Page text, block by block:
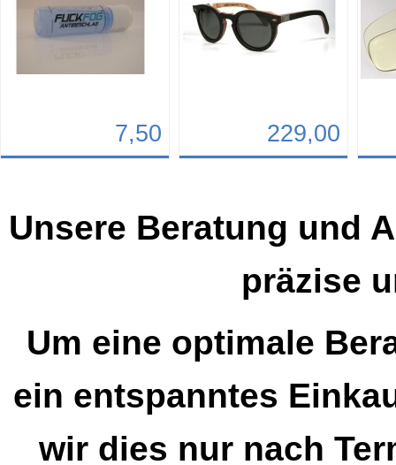
7,50 229,00
Unsere Beratung und
präzise
Um eine optimale
ein entspanntes
wir dies nur nach